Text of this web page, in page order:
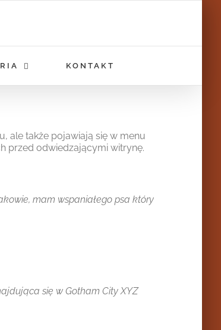
KONTAKT
ale także pojawiają się w menu
przed odwiedzającymi witrynę.
mam wspaniałego psa który
się w Gotham City XYZ